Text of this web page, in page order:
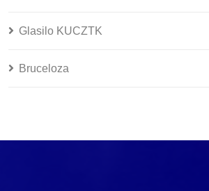
Glasilo KUCZTK
Bruceloza